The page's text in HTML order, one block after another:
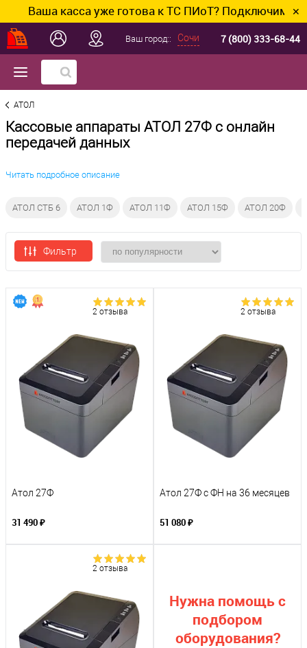
Ваша касса уже готова к ТС ПИоТ? Подключим и ✕
Ваш город:: Сочи 7 (800) 333-68-44
АТОЛ
Кассовые аппараты АТОЛ 27Ф с онлайн
передачей данных
Читать подробное описание
АТОЛ СТБ 6 АТОЛ 1Ф АТОЛ 11Ф АТОЛ 15Ф АТОЛ 20Ф
Фильтр
2 отзыва
Атол 27Ф
31 490 ₽
2 отзыва
Атол 27Ф с ФН на 36 месяцев
51 080 ₽
2 отзыва
Нужна помощь с
подбором
оборудования?